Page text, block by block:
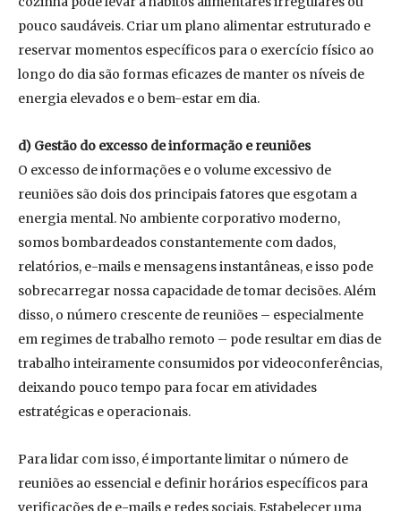
pouco saudáveis. Criar um plano alimentar estruturado e
reservar momentos específicos para o exercício físico ao
longo do dia são formas eficazes de manter os níveis de
energia elevados e o bem-estar em dia.
d) Gestão do excesso de informação e reuniões
O excesso de informações e o volume excessivo de
reuniões são dois dos principais fatores que esgotam a
energia mental. No ambiente corporativo moderno,
somos bombardeados constantemente com dados,
relatórios, e-mails e mensagens instantâneas, e isso pode
sobrecarregar nossa capacidade de tomar decisões. Além
disso, o número crescente de reuniões – especialmente
em regimes de trabalho remoto – pode resultar em dias de
trabalho inteiramente consumidos por videoconferências,
deixando pouco tempo para focar em atividades
estratégicas e operacionais.
Para lidar com isso, é importante limitar o número de
reuniões ao essencial e definir horários específicos para
verificações de e-mails e redes sociais. Estabelecer uma